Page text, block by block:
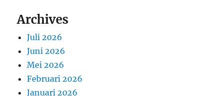
Archives
Juli 2026
Juni 2026
Mei 2026
Februari 2026
Januari 2026